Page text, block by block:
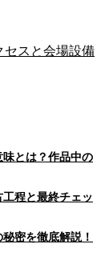
セスと会場設備
味とは？作品中の
程と最終チェッ
密を徹底解説！